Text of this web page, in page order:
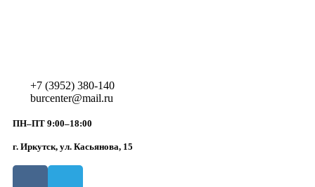
+7 (3952) 380-140
burcenter@mail.ru
ПН–ПТ 9:00–18:00
г. Иркутск, ул. Касьянова, 15